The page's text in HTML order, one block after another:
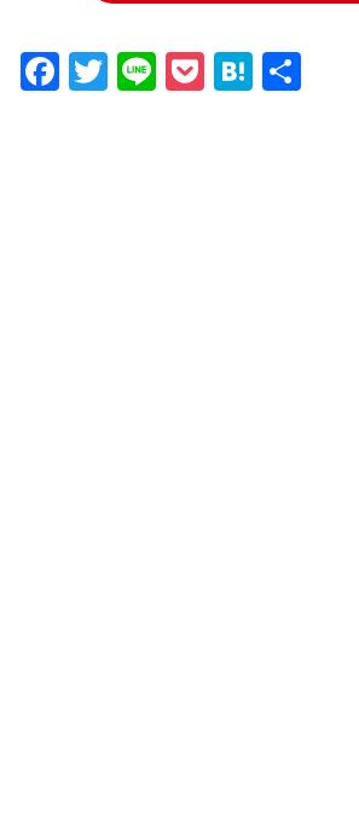
Facebook
Twitter
LinePocketHatena